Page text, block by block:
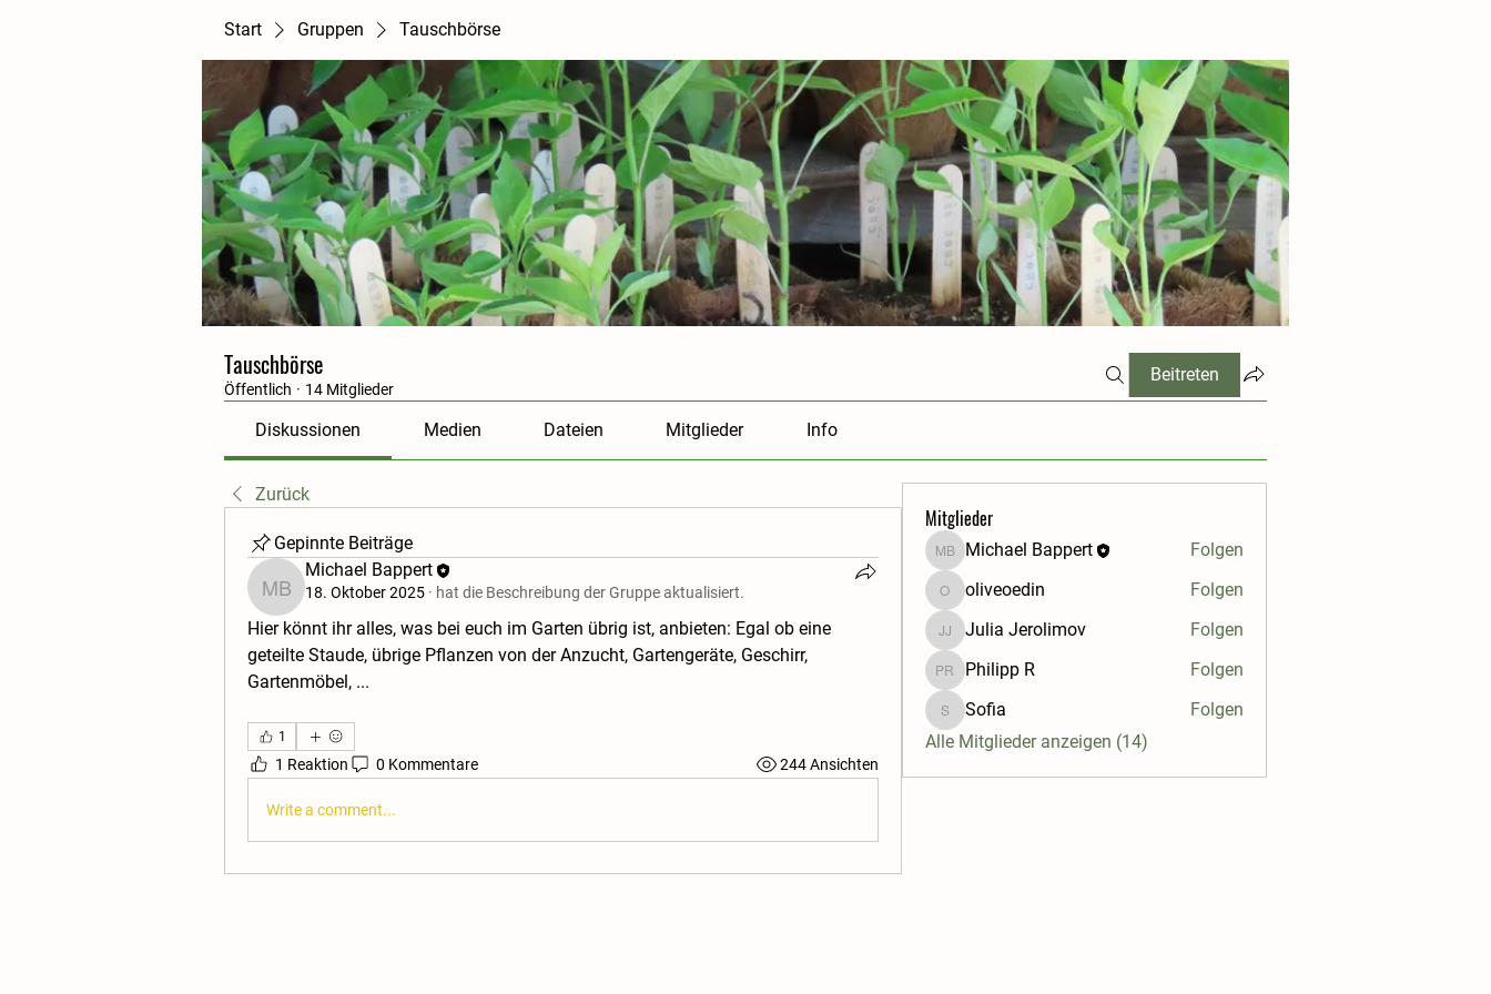
Start Gruppen Tauschbörse
Tauschbörse
Öffentlich · 14 Mitglieder
Beitreten
Diskussionen Medien Dateien Mitglieder Info
Zurück
Gepinnte Beiträge
Michael Bappert
Michael Bappert
18. Oktober 2025 · hat die Beschreibung der Gruppe aktualisiert.
Hier könnt ihr alles, was bei euch im Garten übrig ist, anbieten: Egal ob eine
geteilte Staude, übrige Pflanzen von der Anzucht, Gartengeräte, Geschirr,
Gartenmöbel, ...
1
1 Reaktion 0 Kommentare 244 Ansichten
Write a comment...
Mitglieder
Michael Bappert
Michael Bappert Folgen
oliveoedin
oliveoedin Folgen
Julia Jerolimov
Julia Jerolimov Folgen
Philipp R
Philipp R Folgen
Sofia
Sofia
Folgen
Alle Mitglieder anzeigen (14)